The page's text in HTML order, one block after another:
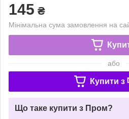
145 ₴
Мінімальна сума замовлення на
або
Купити з
Що таке купити з Пром?